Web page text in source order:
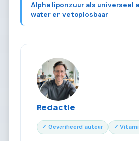
Alpha liponzuur als universeel
water en vetoplosbaar
Redactie
✓ Geverifieerd auteur ✓